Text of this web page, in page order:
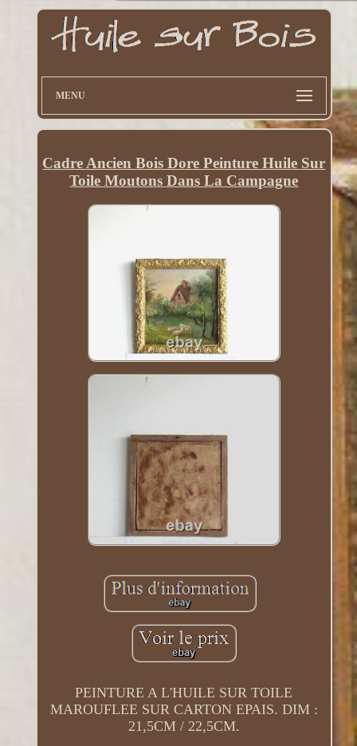
MENU
Cadre Ancien Bois Dore Peinture Huile Sur
Toile Moutons Dans La Campagne
PEINTURE A L'HUILE SUR TOILE
MAROUFLEE SUR CARTON EPAIS. DIM :
21,5CM / 22,5CM.